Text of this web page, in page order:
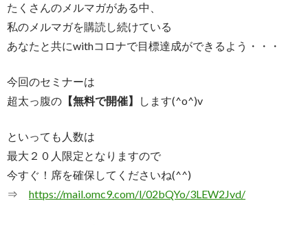
たくさんのメルマガがある中、
私のメルマガを購読し続けている
あなたと共にwithコロナで目標達成ができるよう・・・
今回のセミナーは
超太っ腹の 【無料で開催】 します(^o^)v
といっても人数は
最大２０人限定となりますので
今すぐ！席を確保してくださいね(^^)
⇒ https://mail.omc9.com/l/02bQYo/3LEW2Jvd/